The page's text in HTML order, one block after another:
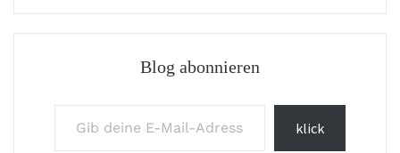
Blog abonnieren
klick